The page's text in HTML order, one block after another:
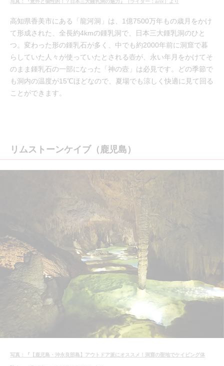
写真：『意外と個性的！？日本三大鍾乳洞の魅力』（ライター：anx）より
高知県香美市にある「龍河洞」は、1億7500万年もの歳月をかけ
て形成された、全長約4kmの鍾乳洞で、日本三大鍾乳洞のひと
つ。変わった形の鍾乳石が多く、中でも約2000年前に洞窟で暮
らしていた人々が使っていたとされる壺が、永い年月をかけてそ
のまま鍾乳石の一部になった「神の壼」は必見です。どの季節で
も洞内の温度が15℃ほどなので、夏場でも涼しく快適に見て回る
ことができます。
リムストーンケイブ（鹿児島）
写真：『【鹿児島・沖永良部島】アウトドア派にオススメ！洞窟の聖地でケイビング体